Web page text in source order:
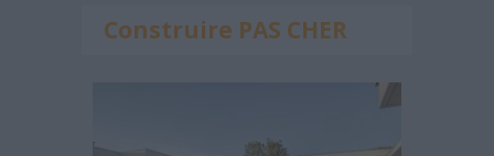
Construire PAS CHER